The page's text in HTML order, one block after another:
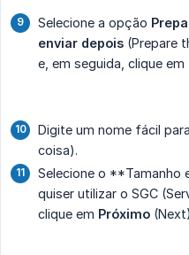
Selecione a opção
enviar depois (Prepare
e, em seguida, clique em
Digite um nome fácil
coisa).
Selecione o **Tamanho
quiser utilizar o SGC
clique em Próximo (Next)